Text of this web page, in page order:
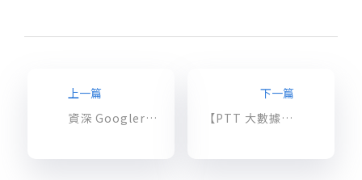
上一篇
資深 Googler 告訴你：資料分析和人工智慧如何改變企業
下一篇
【PTT 大數據】從文字探勘 (Text Mining) 探討 BOY-GIRL 版鄉民最頭痛的兩性問題